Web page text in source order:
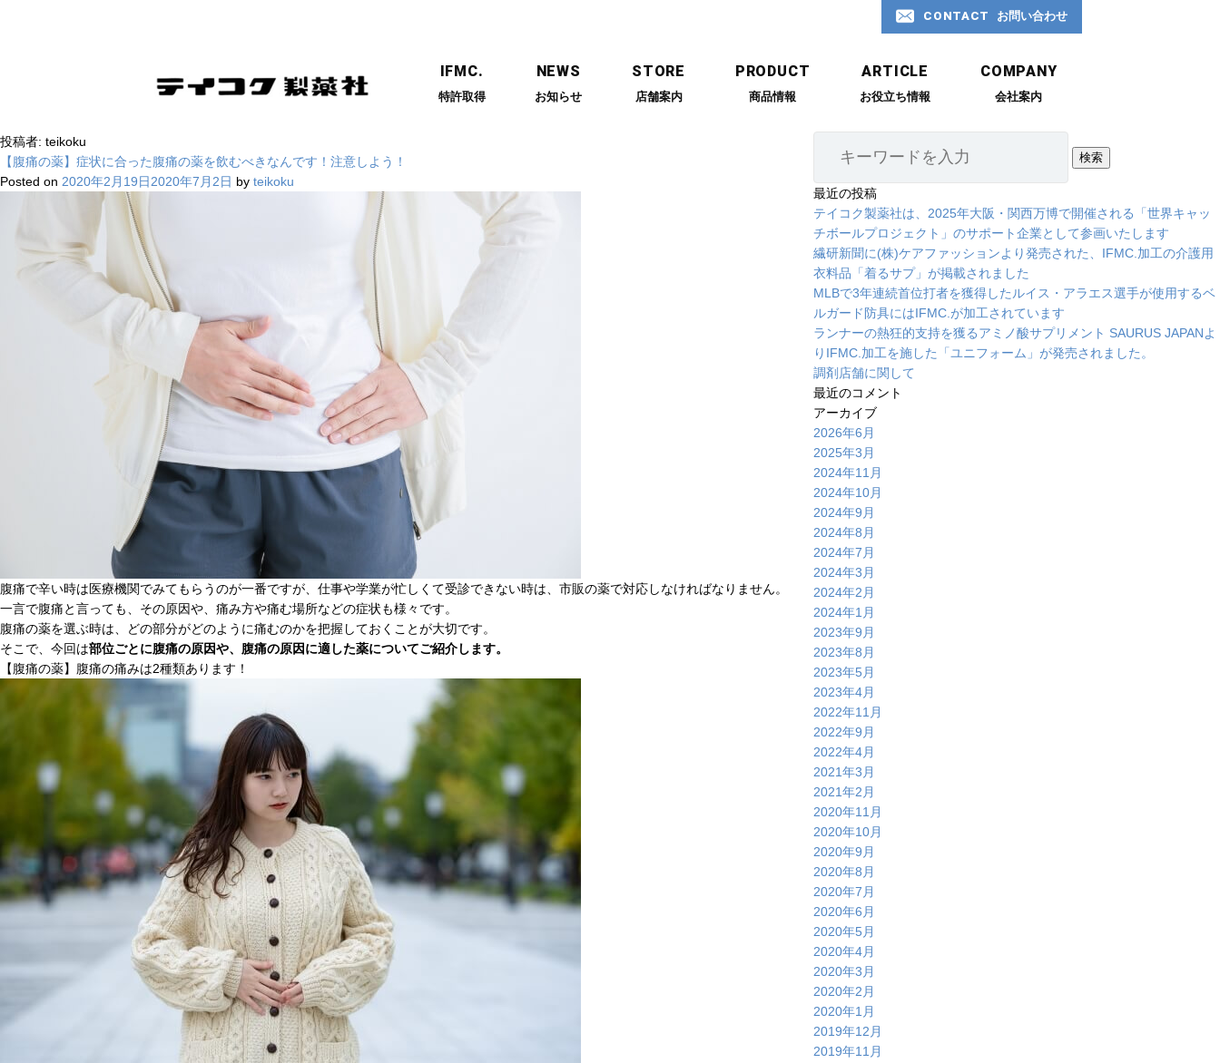
IFMC.
特許取得
NEWS
お知らせ
STORE
店舗案内
PRODUCT
商品情報
ARTICLE
お役立ち情報
COMPANY
会社案内
COMPANY
MESSAGE CONTACT
お問い合わせ
CONTACT お問い合わせ
06-6577-0966
投稿者: teikoku
【腹痛の薬】症状に合った腹痛の薬を飲むべきなんです！注意しよう！
Posted on 2020年2月19日2020年7月2日 by teikoku
腹痛で辛い時は医療機関でみてもらうのが一番ですが、仕事や学業が忙しくて受診できない時は、市販の薬で対応しなければなりません。
一言で腹痛と言っても、その原因や、痛み方や痛む場所などの症状も様々です。
腹痛の薬を選ぶ時は、どの部分がどのように痛むのかを把握しておくことが大切です。
そこで、今回は部位ごとに腹痛の原因や、腹痛の原因に適した薬についてご紹介します。
【腹痛の薬】腹痛の痛みは2種類あります！
最近の投稿
テイコク製薬社は、2025年大阪・関西万博で開催される「世界キャッ
チボールプロジェクト」のサポート企業として参画いたします
繊研新聞に(株)ケアファッションより発売された、IFMC.加工の介護用
衣料品「着るサプ」が掲載されました
MLBで3年連続首位打者を獲得したルイス・アラエス選手が使用するベ
ルガード防具にはIFMC.が加工されています
ランナーの熱狂的支持を獲るアミノ酸サプリメント SAURUS JAPANよ
りIFMC.加工を施した「ユニフォーム」が発売されました。
調剤店舗に関して
最近のコメント
アーカイブ
2026年6月
2025年3月
2024年11月
2024年10月
2024年9月
2024年8月
2024年7月
2024年3月
2024年2月
2024年1月
2023年9月
2023年8月
2023年5月
2023年4月
2022年11月
2022年9月
2022年4月
2021年3月
2021年2月
2020年11月
2020年10月
2020年9月
2020年8月
2020年7月
2020年6月
2020年5月
2020年4月
2020年3月
2020年2月
2020年1月
2019年12月
2019年11月